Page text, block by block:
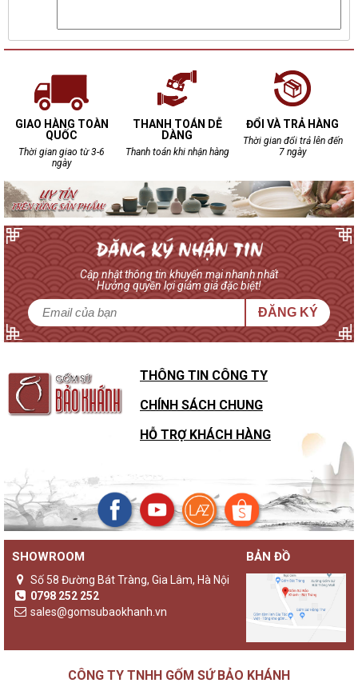
GIAO HÀNG TOÀN
QUỐC
Thời gian giao từ 3-6
ngày
THANH TOÁN DỄ
DÀNG
Thanh toán khi nhận hàng
ĐỔI VÀ TRẢ HÀNG
Thời gian đổi trả lên đến
7 ngày
Cập nhật thông tin khuyến mại nhanh nhất
Hưởng quyền lợi giảm giá đặc biệt!
ĐĂNG KÝ
THÔNG TIN CÔNG TY
CHÍNH SÁCH CHUNG
HỖ TRỢ KHÁCH HÀNG
SHOWROOM
Số 58 Đường Bát Tràng, Gia Lâm, Hà Nội
0798 252 252
sales@gomsubaokhanh.vn
BẢN ĐỒ
CÔNG TY TNHH GỐM SỨ BẢO KHÁNH